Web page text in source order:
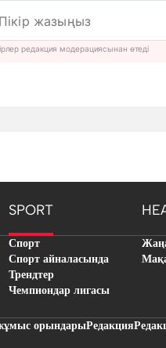
редакция модерациясынан өтеді
SPORT
Спорт
Спорт айналасында
Трендтер
Чемпиондар лигасы
орындарыРедакция